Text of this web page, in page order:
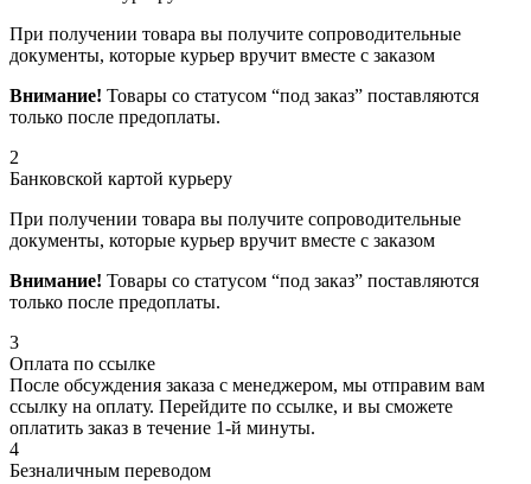
При получении товара вы получите сопроводительные
документы, которые курьер вручит вместе с заказом
Внимание! Товары со статусом “под заказ” поставляются
только после предоплаты.
2
Банковской картой курьеру
При получении товара вы получите сопроводительные
документы, которые курьер вручит вместе с заказом
Внимание! Товары со статусом “под заказ” поставляются
только после предоплаты.
3
Оплата по ссылке
После обсуждения заказа с менеджером, мы отправим вам
ссылку на оплату. Перейдите по ссылке, и вы сможете
оплатить заказ в течение 1-й минуты.
4
Безналичным переводом